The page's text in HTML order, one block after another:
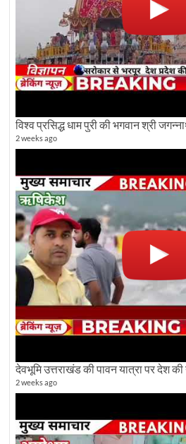
2 weeks ago
2 weeks ago